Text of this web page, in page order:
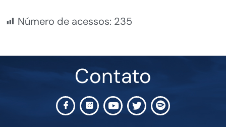
Número de acessos: 235
Contato